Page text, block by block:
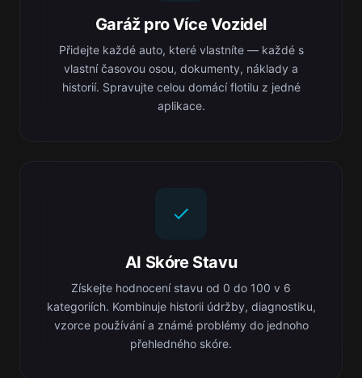
Garáž pro Více Vozidel
Přidejte každé auto, které vlastníte — každé s
vlastní časovou osou, dokumenty, náklady a
historií. Spravujte celou domácí flotilu z jedné
aplikace.
AI Skóre Stavu
Získejte hodnocení stavu od 0 do 100 v 6
kategoriích. Kombinuje historii údržby, diagnostiku,
vzorce používání a známé problémy do jednoho
přehledného skóre.